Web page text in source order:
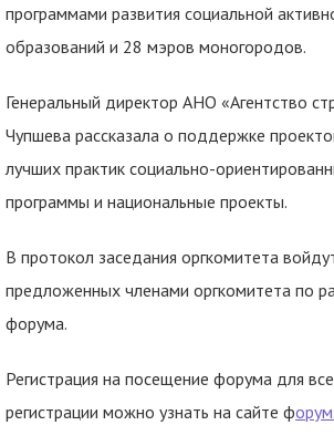
программами развития социальной
образований и 28 мэров моногородов.
Генеральный директор АНО «Агентство
Чупшева рассказала о поддержке
лучших практик социально-
программы и национальные проекты.
В протокол заседания оргкомитета
предложенных членами оргкомитета
форума.
Регистрация на посещение форума для
регистрации можно узнать на сайте ф